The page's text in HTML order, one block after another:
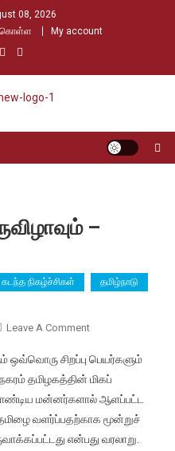
08, 2026
கொள்ள My account
–
கடந்த நிகழ்ச்சிகள்
தமிழ்நாடு
Leave A CommentOn
சித்திரை
திருவிழாவும்
–
அழகர்
வருகையும்
ஒவ்வொரு சிறப்பு பெயர்களும்
தமிழகத்தின் மிகப்
மன்னர்களால் ஆளப்பட்ட
வளர்ப்பதற்காக மூன்றுச்
என்பது வரலாறு.